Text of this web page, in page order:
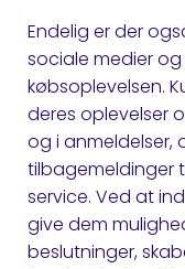
Endelig er der
sociale medier
købsoplevelsen.
deres oplevelser
og i anmeldelser,
tilbagemeldinger
service. Ved at
give dem
beslutninger,